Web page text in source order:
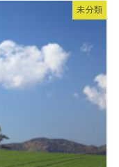
未分類